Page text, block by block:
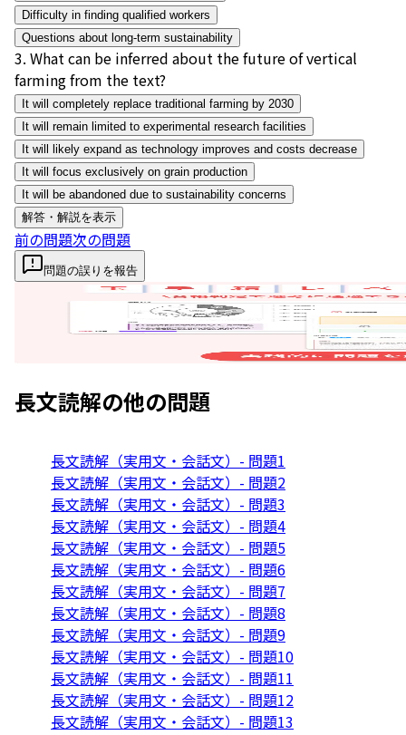
Difficulty in finding qualified workers
Questions about long-term sustainability
3. What can be inferred about the future of vertical
farming from the text?
It will completely replace traditional farming by 2030
It will remain limited to experimental research facilities
It will likely expand as technology improves and costs decrease
It will focus exclusively on grain production
It will be abandoned due to sustainability concerns
解答・解説を表示
前の問題次の問題
問題の誤りを報告
長文読解の他の問題
長文読解（実用文・会話文）- 問題1
長文読解（実用文・会話文）- 問題2
長文読解（実用文・会話文）- 問題3
長文読解（実用文・会話文）- 問題4
長文読解（実用文・会話文）- 問題5
長文読解（実用文・会話文）- 問題6
長文読解（実用文・会話文）- 問題7
長文読解（実用文・会話文）- 問題8
長文読解（実用文・会話文）- 問題9
長文読解（実用文・会話文）- 問題10
長文読解（実用文・会話文）- 問題11
長文読解（実用文・会話文）- 問題12
長文読解（実用文・会話文）- 問題13